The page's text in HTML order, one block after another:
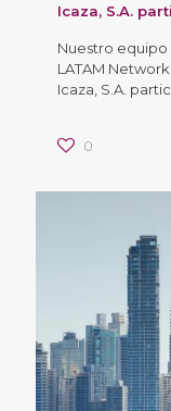
Icaza, S.A.
Nuestro equipo
LATAM
Icaza, S.A.
0